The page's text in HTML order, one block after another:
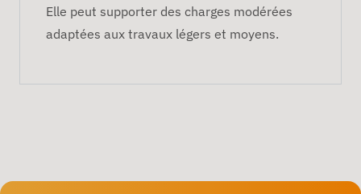
Elle peut supporter des charges modérées
adaptées aux travaux légers et moyens.